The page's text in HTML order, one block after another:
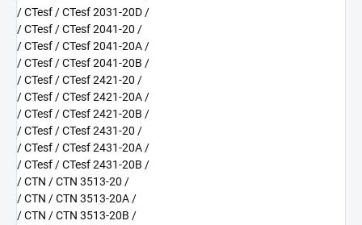
/ CTesf / CTesf 2031-20D /
/ CTesf / CTesf 2041-20 /
/ CTesf / CTesf 2041-20A /
/ CTesf / CTesf 2041-20B /
/ CTesf / CTesf 2421-20 /
/ CTesf / CTesf 2421-20A /
/ CTesf / CTesf 2421-20B /
/ CTesf / CTesf 2431-20 /
/ CTesf / CTesf 2431-20A /
/ CTesf / CTesf 2431-20B /
/ CTN / CTN 3513-20 /
/ CTN / CTN 3513-20A /
/ CTN / CTN 3513-20B /